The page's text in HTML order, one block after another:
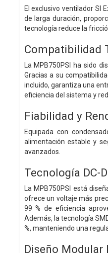
El exclusivo ventilador SI
de larga duración,
tecnología reduce la
Compatibilidad
La MPB750PSI ha sido
Gracias a su
incluido, garantiza una
eficiencia del sistema y
Fiabilidad y
Equipada con
alimentación estable y
avanzados.
Tecnología DC-
La MPB750PSI está
ofrece un voltaje más
99 % de eficiencia
Además, la tecnología
%, manteniendo una
Diseño Modular